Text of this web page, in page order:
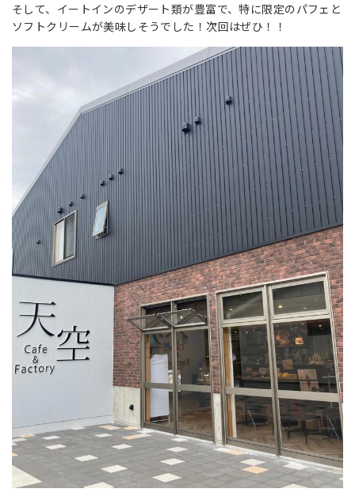
そして、イートインのデザート類が豊富で、特に限定のパフェと
ソフトクリームが美味しそうでした！次回はぜひ！！